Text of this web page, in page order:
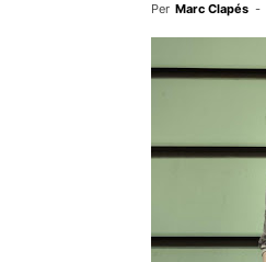
Per Marc Clapés -